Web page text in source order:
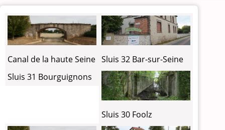
Canal de la haute Seine Sluis 32 Bar-sur-Seine
Sluis 31 Bourguignons
Sluis 30 Foolz